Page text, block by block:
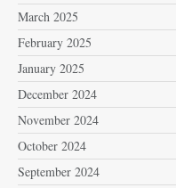
March 2025
February 2025
January 2025
December 2024
November 2024
October 2024
September 2024